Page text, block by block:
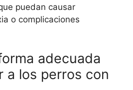
puedan causar
o complicaciones
adecuada
a los perros con